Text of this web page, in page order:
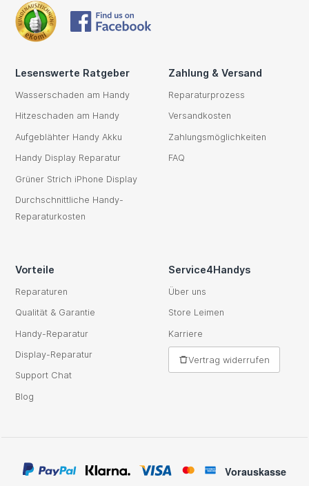
Lesenswerte Ratgeber
Wasserschaden am Handy
Hitzeschaden am Handy
Aufgeblähter Handy Akku
Handy Display Reparatur
Grüner Strich iPhone Display
Durchschnittliche Handy-
Reparaturkosten
Zahlung & Versand
Reparaturprozess
Versandkosten
Zahlungsmöglichkeiten
FAQ
Vorteile
Reparaturen
Qualität & Garantie
Handy-Reparatur
Display-Reparatur
Support Chat
Blog
Service4Handys
Über uns
Store Leimen
Karriere
Vertrag widerrufen
Vorauskasse